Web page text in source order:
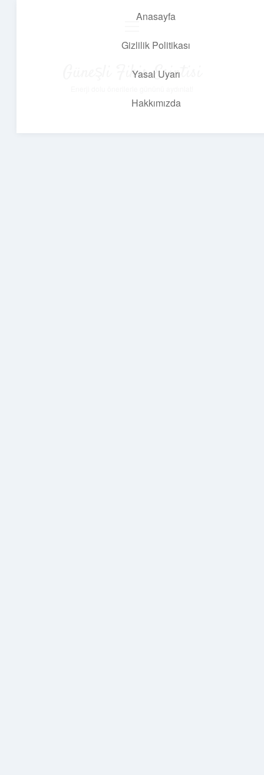
Anasayfa
Gizlilik Politikası
Yasal Uyarı
Hakkımızda
Güneşli Fikir Esintisi